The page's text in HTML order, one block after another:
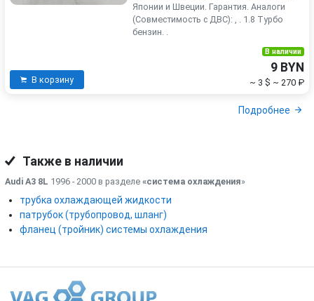
Японии и Швеции. Гарантия. Аналоги
(Совместимость с ДВС): , . 1.8 Турбо
бензин. .
В корзину
В наличии
9 BYN
~ 3 $ ~ 270 ₽
Подробнее
Также в наличии
Audi A3 8L 1996 - 2000 в разделе «система охлаждения»
трубка охлаждающей жидкости
патрубок (трубопровод, шланг)
фланец (тройник) системы охлаждения